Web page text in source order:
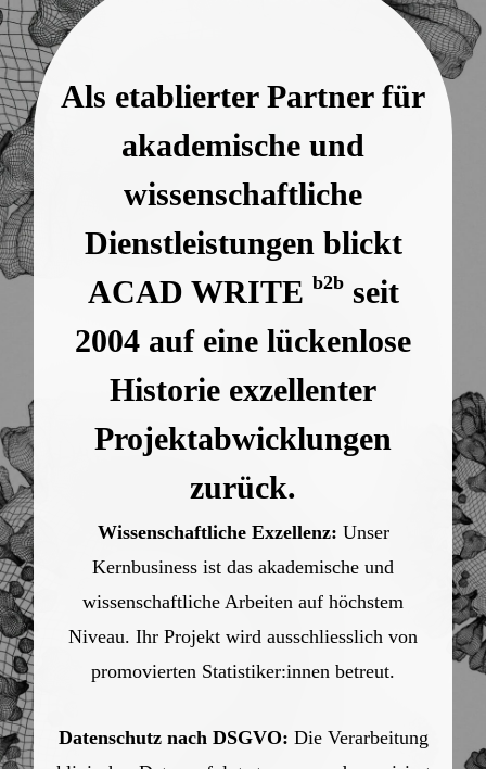
Als etablierter Partner für
akademische und
wissenschaftliche
Dienstleistungen blickt
ACAD WRITE b2bseit
2004 auf eine lückenlose
Historie exzellenter
Projektabwicklungen
zurück.
Wissenschaftliche Exzellenz: Unser
Kernbusiness ist das akademische und
wissenschaftliche Arbeiten auf höchstem
Niveau. Ihr Projekt wird ausschliesslich von
promovierten Statistiker:innen betreut.
Datenschutz nach DSGVO: Die Verarbeitung